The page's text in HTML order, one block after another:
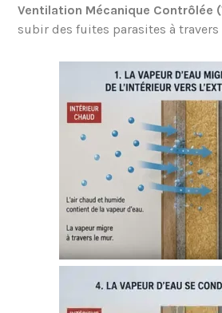
Ventilation Mécanique Contrôlée
subir des fuites parasites à